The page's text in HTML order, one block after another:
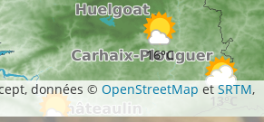
13°C
16°C
données ©OpenStreetMap etSRTM,